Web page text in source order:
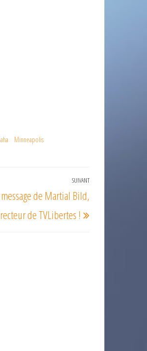
Minneapolis
Article
SUIVANT
de Martial Bild,
de TVLibertes !